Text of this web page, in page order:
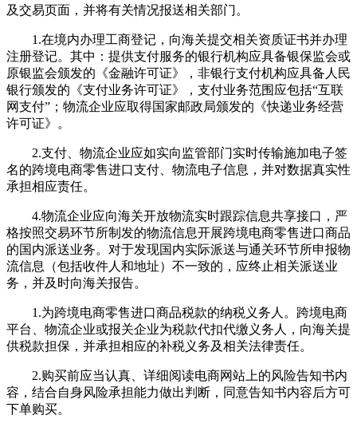
及交易页面，并将有关情况报送相关部门。
1.在境内办理工商登记，向海关提交相关资质证书并办理
注册登记。其中：提供支付服务的银行机构应具备银保监会或
原银监会颁发的《金融许可证》，非银行支付机构应具备人民
银行颁发的《支付业务许可证》，支付业务范围应包括“互联
网支付”；物流企业应取得国家邮政局颁发的《快递业务经营
许可证》。
2.支付、物流企业应如实向监管部门实时传输施加电子签
名的跨境电商零售进口支付、物流电子信息，并对数据真实性
承担相应责任。
4.物流企业应向海关开放物流实时跟踪信息共享接口，严
格按照交易环节所制发的物流信息开展跨境电商零售进口商品
的国内派送业务。对于发现国内实际派送与通关环节所申报物
流信息（包括收件人和地址）不一致的，应终止相关派送业
务，并及时向海关报告。
1.为跨境电商零售进口商品税款的纳税义务人。跨境电商
平台、物流企业或报关企业为税款代扣代缴义务人，向海关提
供税款担保，并承担相应的补税义务及相关法律责任。
2.购买前应当认真、详细阅读电商网站上的风险告知书内
容，结合自身风险承担能力做出判断，同意告知书内容后方可
下单购买。